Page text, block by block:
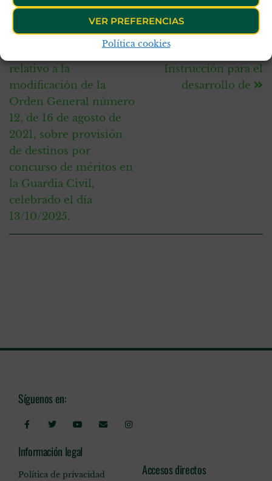
VER PREFERENCIAS
Política cookies
Resumen del 3º
relativo a la
modificación de la
Orden General número
12, de 16 de agosto de
2021, sobre provisión
de destinos por
concurso de méritos en
la Guardia Civil,
celebrado el día
13/10/2025.
Grupo de Trabajo sobre
Instrucción para el
desarrollo de
Síguenos en:
Información legal
Política de privacidad Accesos directos